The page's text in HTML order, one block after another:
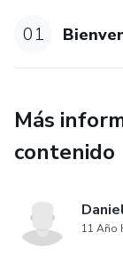
01
Más
contenido
11 Año